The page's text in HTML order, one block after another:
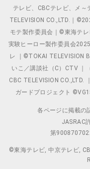
テレビ、CBCテレビ、メ
TELEVISION CO.,LTD.｜
モテ製作委員会｜©東海テ
実験ヒーロー製作委員会
レ ｜©TOKAI TELEVISION
いこ／講談社（C）CTV ｜
CBC TELEVISION CO.,LTD.
ガードプロジェクト
各ページに掲載の
JASRAC
第
©東海テレビ, 中京テレビ,